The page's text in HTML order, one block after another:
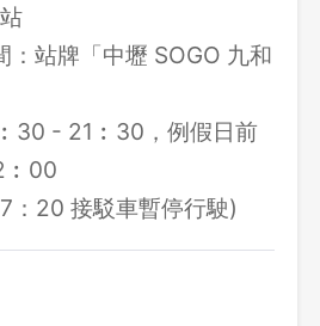
：站牌「中壢 SOGO 九和
- 21︰30，例假日前
：20 接駁車暫停行駛)